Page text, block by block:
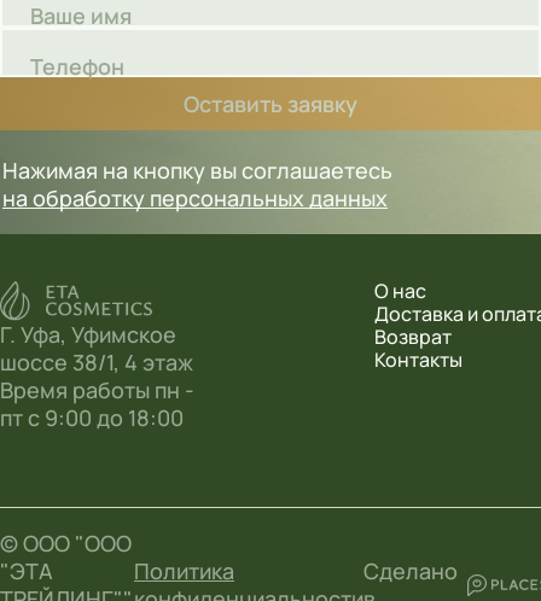
Ваше имя
Телефон
Оставить заявку
Нажимая на кнопку вы соглашаетесь
на обработку персональных данных
Г. Уфа, Уфимское
шоссе 38/1, 4 этаж
Время работы пн -
пт с 9:00 до 18:00
О нас
Доставка и
Возврат
Контакты
© ООО "ООО
"ЭТА
Политика
Сделано